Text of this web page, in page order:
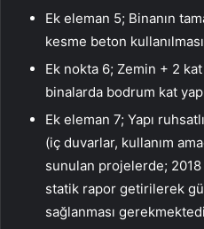
Ek eleman 5; Binanın
kesme beton
Ek nokta 6; Zemin + 2
binalarda bodrum kat
Ek eleman 7; Yapı
(iç duvarlar, kullanım
sunulan projelerde;
statik rapor getirilerek
sağlanması